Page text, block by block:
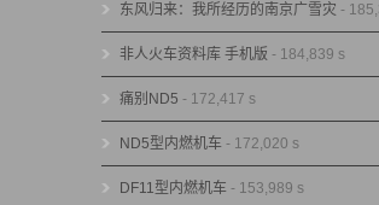
东风归来：我所经历的南京广雪灾 -
非人火车资料库 手机版 - 184,839 s
痛别ND5 - 172,417 s
ND5型内燃机车 - 172,020 s
DF11型内燃机车 - 153,989 s